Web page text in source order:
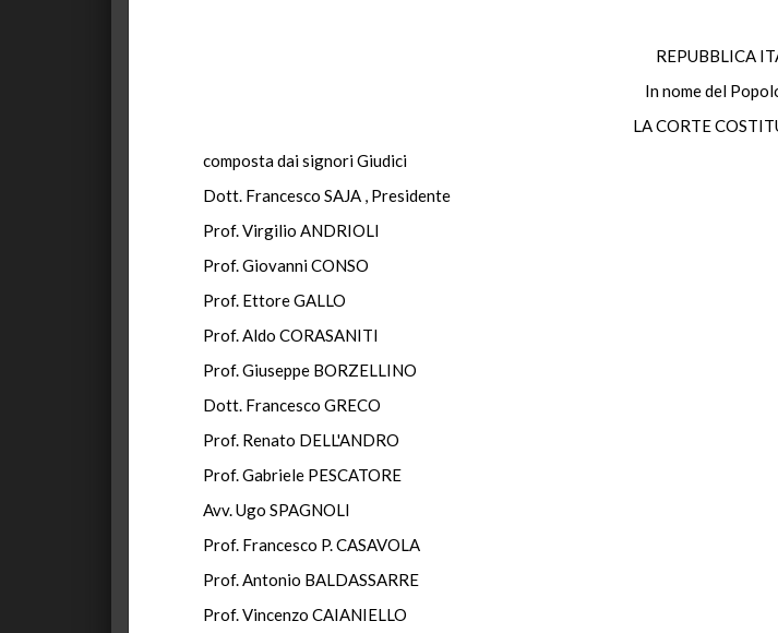
REPUBBLICA
In nome del
LA CORTE
composta dai signori Giudici
Dott. Francesco SAJA , Presidente
Prof. Virgilio ANDRIOLI
Prof. Giovanni CONSO
Prof. Ettore GALLO
Prof. Aldo CORASANITI
Prof. Giuseppe BORZELLINO
Dott. Francesco GRECO
Prof. Renato DELL'ANDRO
Prof. Gabriele PESCATORE
Avv. Ugo SPAGNOLI
Prof. Francesco P. CASAVOLA
Prof. Antonio BALDASSARRE
Prof. Vincenzo CAIANIELLO